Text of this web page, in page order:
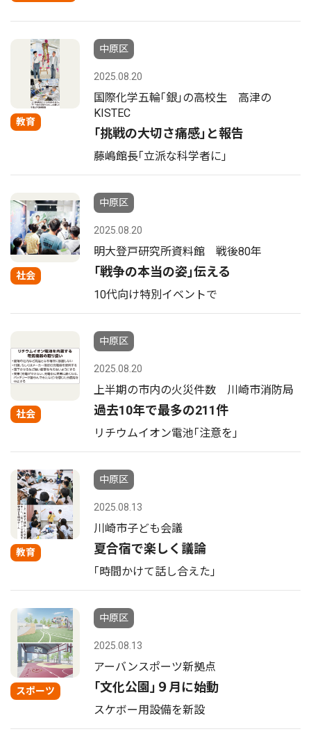
教育
中原区
2025.08.20
国際化学五輪｢銀｣の高校生 高津の
KISTEC
｢挑戦の大切さ痛感｣と報告
藤嶋館長｢立派な科学者に｣
社会
中原区
2025.08.20
明大登戸研究所資料館 戦後80年
｢戦争の本当の姿｣伝える
10代向け特別イベントで
社会
中原区
2025.08.20
上半期の市内の火災件数 川崎市消防局
過去10年で最多の211件
リチウムイオン電池｢注意を｣
教育
中原区
2025.08.13
川崎市子ども会議
夏合宿で楽しく議論
｢時間かけて話し合えた｣
スポーツ
中原区
2025.08.13
アーバンスポーツ新拠点
｢文化公園｣９月に始動
スケボー用設備を新設